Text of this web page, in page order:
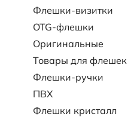
Флешки-визитки
OTG-флешки
Оригинальные
Товары для флешек
Флешки-ручки
ПВХ
Флешки кристалл